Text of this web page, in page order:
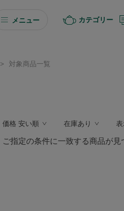
メニュー カテゴリー
> 対象商品一覧
価格 安い順 在庫あり
ご指定の条件に一致する商品が見